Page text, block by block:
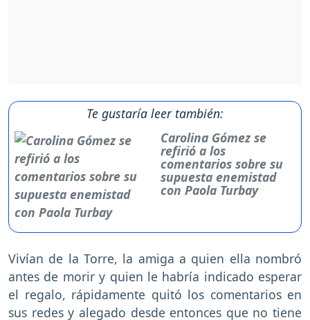
Te gustaría leer también:
Carolina Gómez se
refirió a los
comentarios sobre su
supuesta enemistad
con Paola Turbay
Vivían de la Torre, la amiga a quien ella nombró
antes de morir y quien le habría indicado esperar
el regalo, rápidamente quitó los comentarios en
sus redes y alegado desde entonces que no tiene